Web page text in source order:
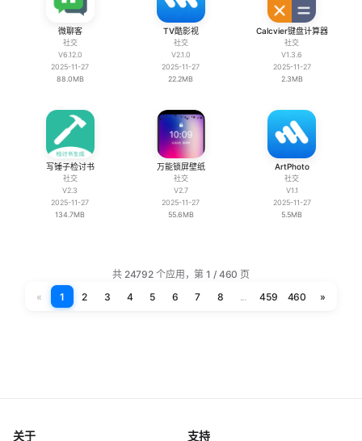
微聊客
社交
V6.12.0
2025-11-27
88.0MB
TV酷影视
社交
V2.1.0
2025-11-27
22.2MB
Calcvier键盘计算器
社交
V1.3.6
2025-11-27
2.3MB
写锤子检讨书
社交
V2.3
2025-11-27
134.7MB
万能锁屏壁纸
社交
V2.7
2025-11-27
55.6MB
ArtPhoto
社交
V1.1
2025-11-27
5.5MB
共 24792 个应用，第 1 / 460 页
«
1 2 3 4 5 6 7 8 ... 459 460 »
关于 支持